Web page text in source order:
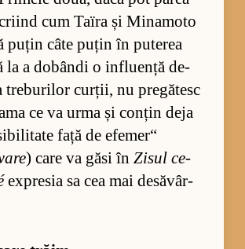
cum Ta­ïra și Mi­na­moto
pu­țin câte pu­țin în pu­te­rea
la a do­bândi o in­flu­ență de­
tre­bu­ri­lor cur­ții, nu pre­gă­tesc
ce va urma și con­țin deja
față de efe­mer“
) care va găsi în Zi­sul ce­
ex­pre­sia sa cea mai de­să­vâr­